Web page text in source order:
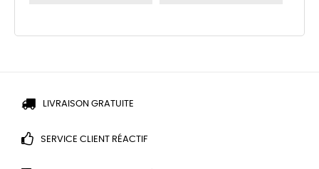
LIVRAISON GRATUITE
SERVICE CLIENT RÉACTIF